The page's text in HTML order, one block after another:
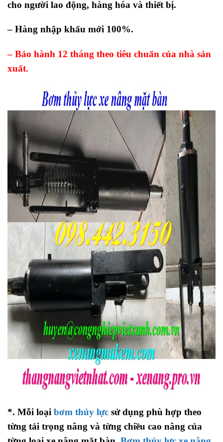
cho người lao động, hàng hóa và thiết bị.
– Hàng nhập khẩu mới 100%.
– Bảo hành 12 tháng theo tiêu chuẩn của nhà sản
xuất.
*. Mỗi loại bơm thủy lực sử dụng phù hợp theo
từng tải trọng nâng và từng chiều cao nâng của